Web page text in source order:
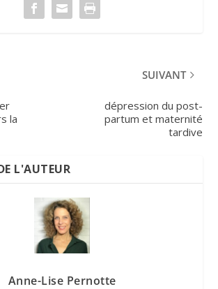
la
SUIVANT
dépression du post-
partum et maternité
tardive
L'AUTEUR
Anne-Lise Pernotte